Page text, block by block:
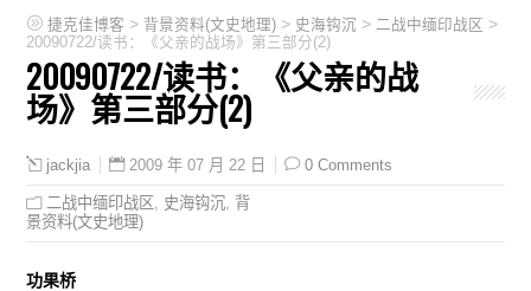
捷克佳博客 > 背景资料(文史地理) > 史海钩沉 > 二战中缅印战区 >
20090722/读书：《父亲的战场》第三部分(2)
20090722/读书：《父亲的战
场》第三部分(2)
jackjia 2009 年 07 月 22 日 0 Comments
二战中缅印战区 史海钩沉 背
景资料(文史地理)
功果桥